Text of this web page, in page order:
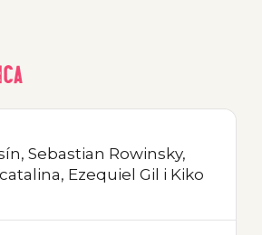
Sebastian Rowinsky,
Ezequiel Gil i Kiko